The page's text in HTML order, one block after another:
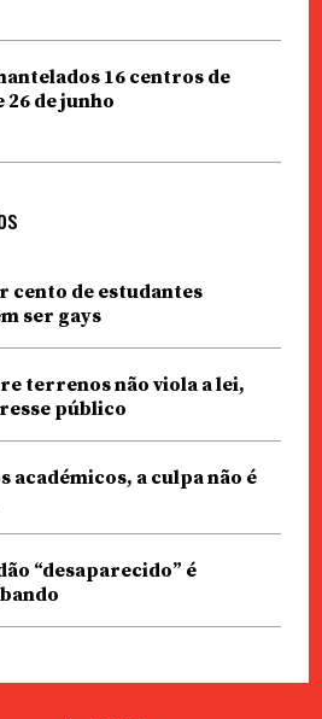
16 centros de
26 de junho
cento de estudantes
ser gays
terrenos não viola a lei,
público
académicos, a culpa não é
“desaparecido” é